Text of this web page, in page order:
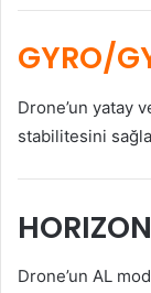
GYRO/
Drone’un yatay
stabilitesini
Drone’un AL